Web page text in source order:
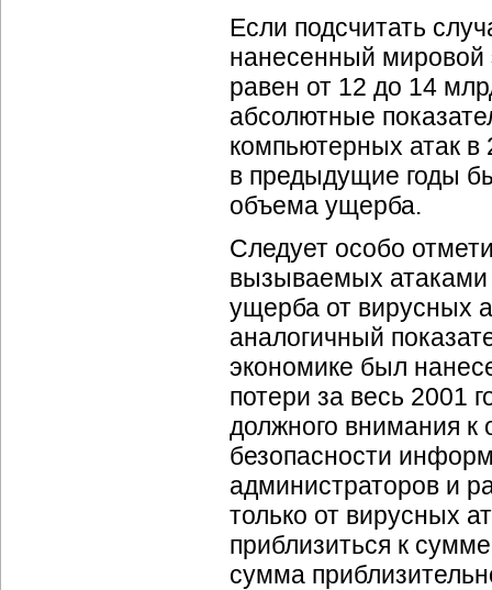
Если подсчитать
нанесенный мировой
равен от 12 до 14
абсолютные
компьютерных атак
в предыдущие годы
объема ущерба.
Следует особо
вызываемых атаками
ущерба от вирусных
аналогичный
экономике был
потери за весь 2001
должного внимания
безопасности
администраторов и
только от вирусных
приблизиться к
сумма